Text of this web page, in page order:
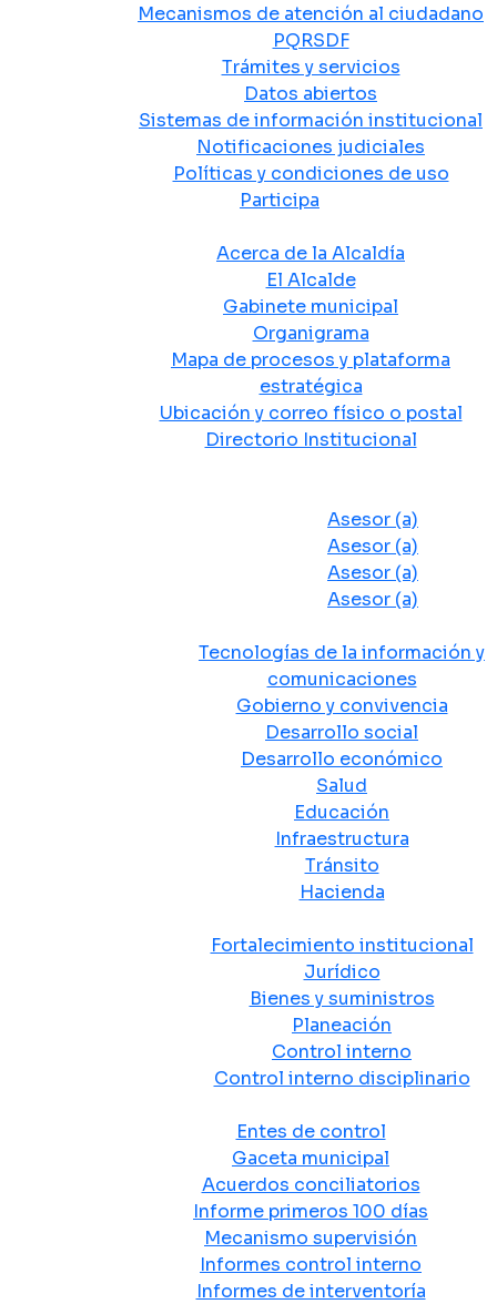
Mecanismos de atención al ciudadano
PQRSDF
Trámites y servicios
Datos abiertos
Sistemas de información institucional
Notificaciones judiciales
Políticas y condiciones de uso
Participa
Acerca de la Alcaldía
El Alcalde
Gabinete municipal
Organigrama
Mapa de procesos y plataforma
estratégica
Ubicación y correo físico o postal
Directorio Institucional
Asesor (a)
Asesor (a)
Asesor (a)
Asesor (a)
Tecnologías de la información y
comunicaciones
Gobierno y convivencia
Desarrollo social
Desarrollo económico
Salud
Educación
Infraestructura
Tránsito
Hacienda
Fortalecimiento institucional
Jurídico
Bienes y suministros
Planeación
Control interno
Control interno disciplinario
Entes de control
Gaceta municipal
Acuerdos conciliatorios
Informe primeros 100 días
Mecanismo supervisión
Informes control interno
Informes de interventoría